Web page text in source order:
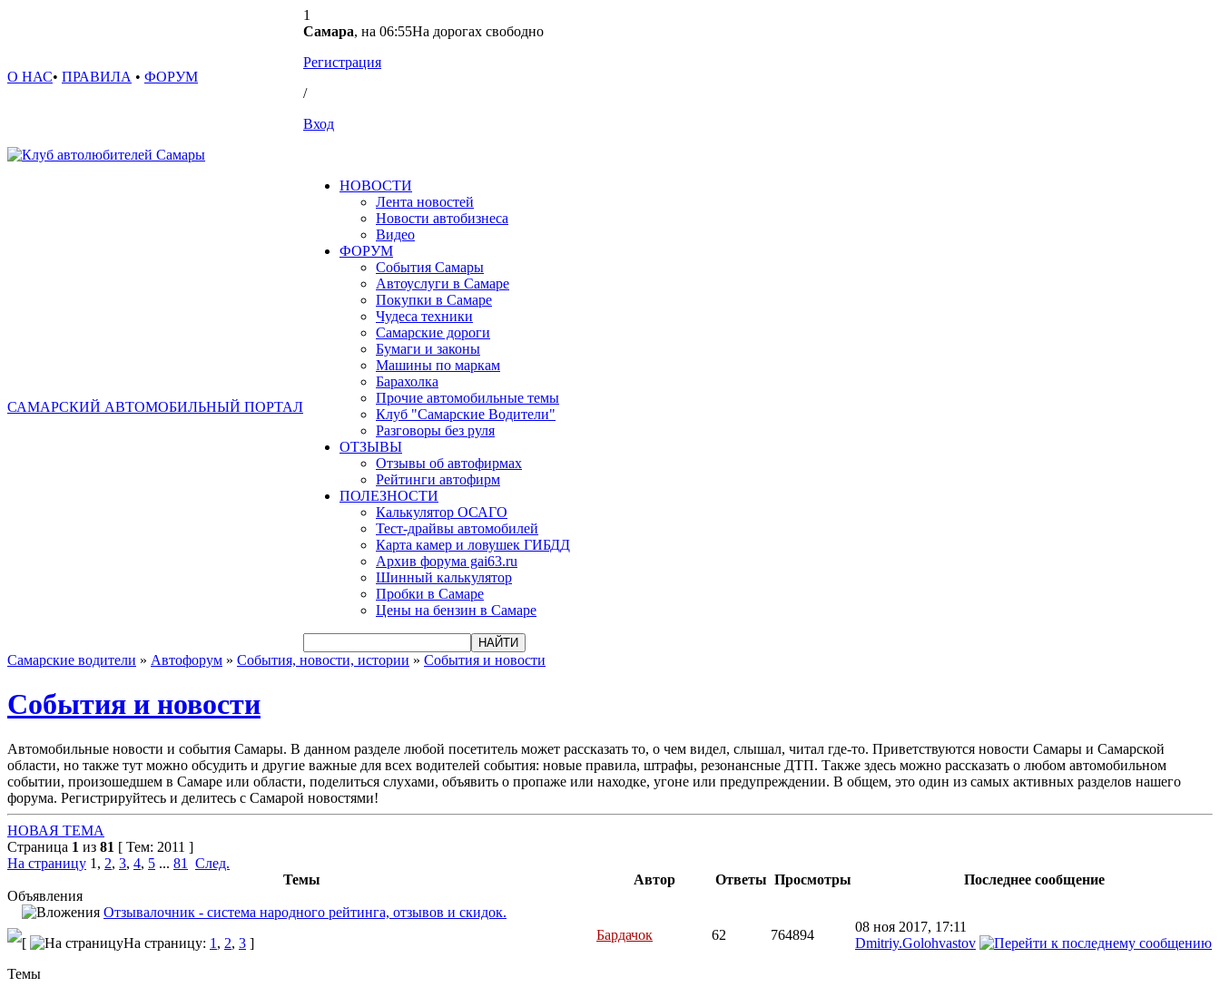
О НАС• ПРАВИЛА • ФОРУМ
1
Самара, на 06:55На дорогах свободно
Регистрация
/
Вход
САМАРСКИЙ АВТОМОБИЛЬНЫЙ ПОРТАЛ
НОВОСТИ
Лента новостей
Новости автобизнеса
Видео
ФОРУМ
События Самары
Автоуслуги в Самаре
Покупки в Самаре
Чудеса техники
Самарские дороги
Бумаги и законы
Машины по маркам
Барахолка
Прочие автомобильные темы
Клуб "Самарские Водители"
Разговоры без руля
ОТЗЫВЫ
Отзывы об автофирмах
Рейтинги автофирм
ПОЛЕЗНОСТИ
Калькулятор ОСАГО
Тест-драйвы автомобилей
Карта камер и ловушек ГИБДД
Архив форума gai63.ru
Шинный калькулятор
Пробки в Самаре
Цены на бензин в Самаре
Самарские водители » Автофорум » События, новости, истории » События и новости
События и новости
Автомобильные новости и события Самары. В данном разделе любой посетитель может рассказать то, о чем видел, слышал, читал где-то. Приветствуются новости Самары и Самарской
области, но также тут можно обсудить и другие важные для всех водителей события: новые правила, штрафы, резонансные ДТП. Также здесь можно рассказать о любом автомобильном
событии, произошедшем в Самаре или области, поделиться слухами, объявить о пропаже или находке, угоне или предупреждении. В общем, это один из самых активных разделов нашего
форума. Регистрируйтесь и делитесь с Самарой новостями!
НОВАЯ ТЕМА
Страница 1 из 81 [ Тем: 2011 ]
На страницу 1 , 2, 3, 4, 5 ... 81
След.
Темы
Автор Ответы Просмотры
Последнее сообщение
Объявления
Отзывалочник - система народного рейтинга, отзывов и скидок.
[
На страницу: 1 , 2, 3 ]
Бардачок 62 764894
08 ноя 2017, 17:11
Dmitriy.Golohvastov
Темы